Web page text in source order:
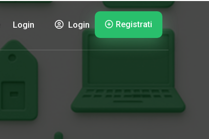
Login Login Registrati